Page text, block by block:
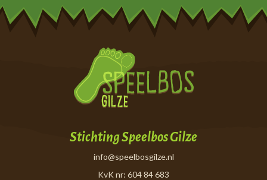
Stichting Speelbos Gilze
info@speelbosgilze.nl
KvK nr: 604 84 683